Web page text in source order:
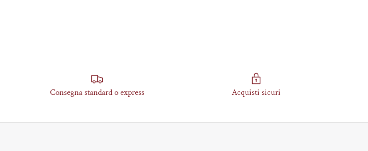
Consegna standard o express Acquisti sicuri